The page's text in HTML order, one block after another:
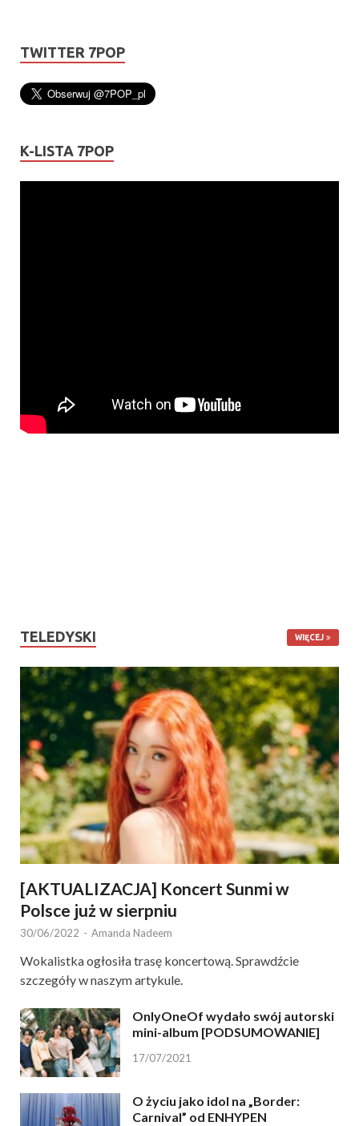
TWITTER 7POP
K-LISTA 7POP
TELEDYSKI WIĘCEJ
[AKTUALIZACJA] Koncert Sunmi w
Polsce już w sierpniu
30/06/2022 - Amanda Nadeem
Wokalistka ogłosiła trasę koncertową. Sprawdźcie
szczegóły w naszym artykule.
OnlyOneOf wydało swój autorski
mini-album [PODSUMOWANIE]
17/07/2021
O życiu jako idol na „Border:
Carnival” od ENHYPEN